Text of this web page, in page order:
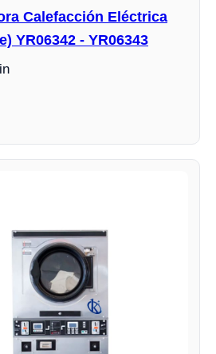
Calefacción Eléctrica
YR06342 - YR06343